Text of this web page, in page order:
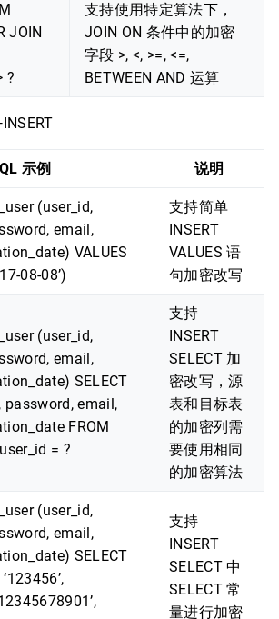
JOIN
?
支持使用特定算法下，
JOIN ON 条件中的加密
字段 >, <, >=, <=,
BETWEEN AND 运算
示例 说明
(user_id,
email,
VALUES
08-08’)
支持简单
INSERT
VALUES 语
句加密改写
(user_id,
email,
SELECT
password, email,
FROM
= ?
支持
INSERT
SELECT 加
密改写，源
表和目标表
的加密列需
要使用相同
的加密算法
(user_id,
email,
SELECT
支持
INSERT
SELECT 中
SELECT 常
量进行加密